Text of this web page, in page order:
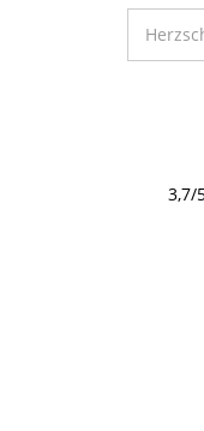
3,7/